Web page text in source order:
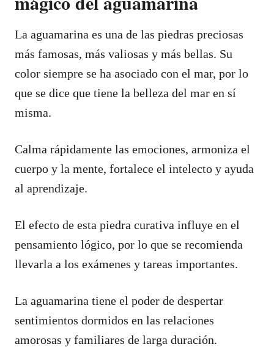
La aguamarina es una de las piedras preciosas
más famosas, más valiosas y más bellas. Su
color siempre se ha asociado con el mar, por lo
que se dice que tiene la belleza del mar en sí
misma.
Calma rápidamente las emociones, armoniza el
cuerpo y la mente, fortalece el intelecto y ayuda
al aprendizaje.
El efecto de esta piedra curativa influye en el
pensamiento lógico, por lo que se recomienda
llevarla a los exámenes y tareas importantes.
La aguamarina tiene el poder de despertar
sentimientos dormidos en las relaciones
amorosas y familiares de larga duración.